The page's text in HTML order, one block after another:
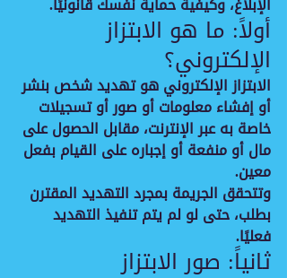
أولاً: ما هو الابتزاز
الإلكتروني؟
الابتزاز الإلكتروني هو تهديد شخص بنشر
أو إفشاء معلومات أو صور أو تسجيلات
خاصة به عبر الإنترنت، مقابل الحصول على
مال أو منفعة أو إجباره على القيام بفعل
معين.
وتتحقق الجريمة بمجرد التهديد المقترن
بطلب، حتى لو لم يتم تنفيذ التهديد
فعليًا.
ثانياً: صور الابتزاز